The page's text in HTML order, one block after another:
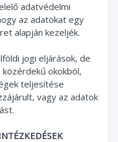
adatvédelmi
az adatokat egy
alapján kezeljék.
jogi eljárások, de
okokból,
teljesítése
vagy az adatok